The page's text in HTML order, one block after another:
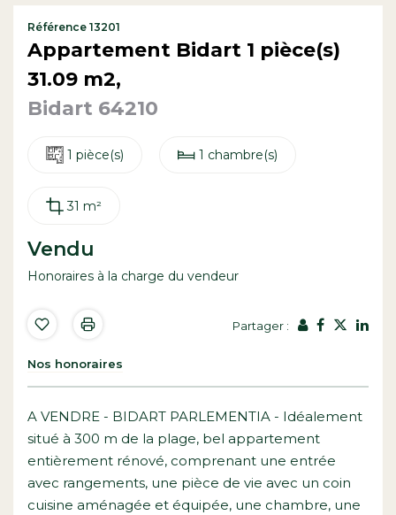
Référence 13201
Appartement Bidart 1 pièce(s)
31.09 m2,
Bidart 64210
1 pièce(s) 1 chambre(s)
31 m²
Vendu
Honoraires à la charge du vendeur
Partager :
Nos honoraires
A VENDRE - BIDART PARLEMENTIA - Idéalement
situé à 300 m de la plage, bel appartement
entièrement rénové, comprenant une entrée
avec rangements, une pièce de vie avec un coin
cuisine aménagée et équipée, une chambre, une